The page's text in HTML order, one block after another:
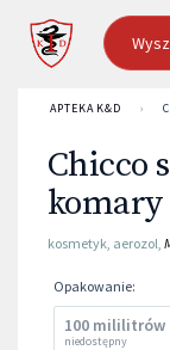
APTEKA K&D ›
Chicco
komary
kosmetyk, aerozol,
Opakowanie:
100 mililitrów
niedostępny